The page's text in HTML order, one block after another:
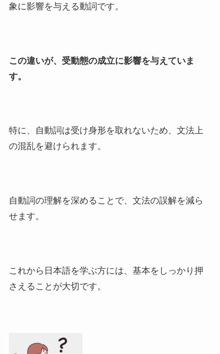
象に影響を与える動詞です。
この違いが、受動態の成立に影響を与えていま
す。
特に、自動詞は受け身形を取れないため、文法上
の混乱を避けられます。
自動詞の理解を深めることで、文法の誤解を減ら
せます。
これから日本語を学ぶ方には、基本をしっかり押
さえることが大切です。